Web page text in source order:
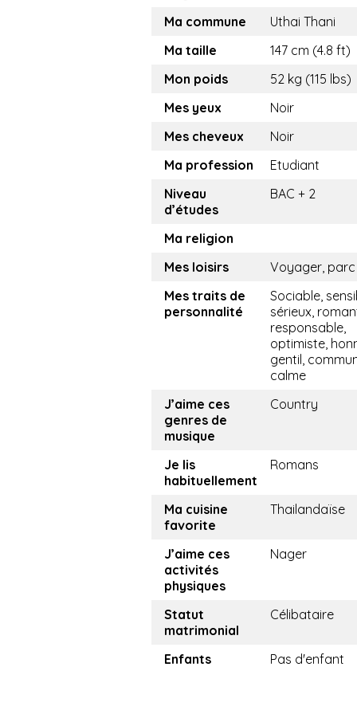
Ma commune
Uthai Thani
Ma taille
147 cm (4.8 ft)
Mon poids
52 kg (115 lbs)
Mes yeux
Noir
Mes cheveux
Noir
Ma profession
Etudiant
Niveau
d’études
BAC + 2
Ma religion
Mes loisirs
Voyager, parc
Mes traits de
personnalité
Sociable,
sérieux,
responsable,
optimiste,
gentil,
calme
J’aime ces
genres de
musique
Country
Je lis
habituellement
Romans
Ma cuisine
favorite
Thailandaïse
J’aime ces
activités
physiques
Nager
Statut
matrimonial
Célibataire
Enfants Pas d'enfant